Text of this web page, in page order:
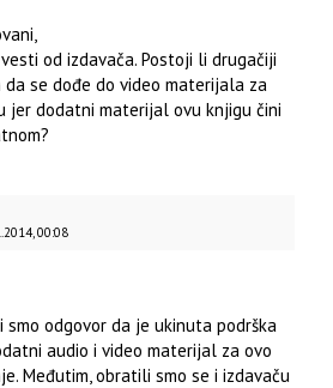
od izdavača. Postoji li drugačiji
da se dođe do video materijala za
jer dodatni materijal ovu knjigu čini
00:08
smo odgovor da je ukinuta podrška
audio i video materijal za ovo
Međutim, obratili smo se i izdavaču